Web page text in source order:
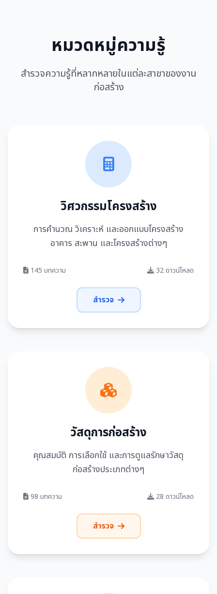
หมวดหมู่ความรู้
สำรวจความรู้ที่หลากหลายในแต่ละสาขาของงาน
ก่อสร้าง
วิศวกรรมโครงสร้าง
การคำนวณ วิเคราะห์ และออกแบบโครงสร้าง
อาคาร สะพาน และโครงสร้างต่างๆ
145 บทความ 32 ดาวน์โหลด
สำรวจ
วัสดุการก่อสร้าง
คุณสมบัติ การเลือกใช้ และการดูแลรักษาวัสดุ
ก่อสร้างประเภทต่างๆ
98 บทความ 28 ดาวน์โหลด
สำรวจ